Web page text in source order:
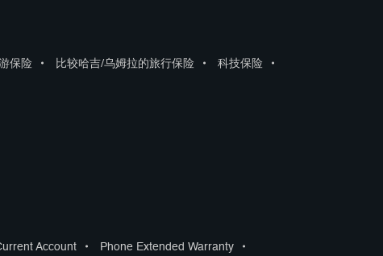
保险 • 比较哈吉/乌姆拉的旅行保险 • 科技保险 •
Account • Phone Extended Warranty •